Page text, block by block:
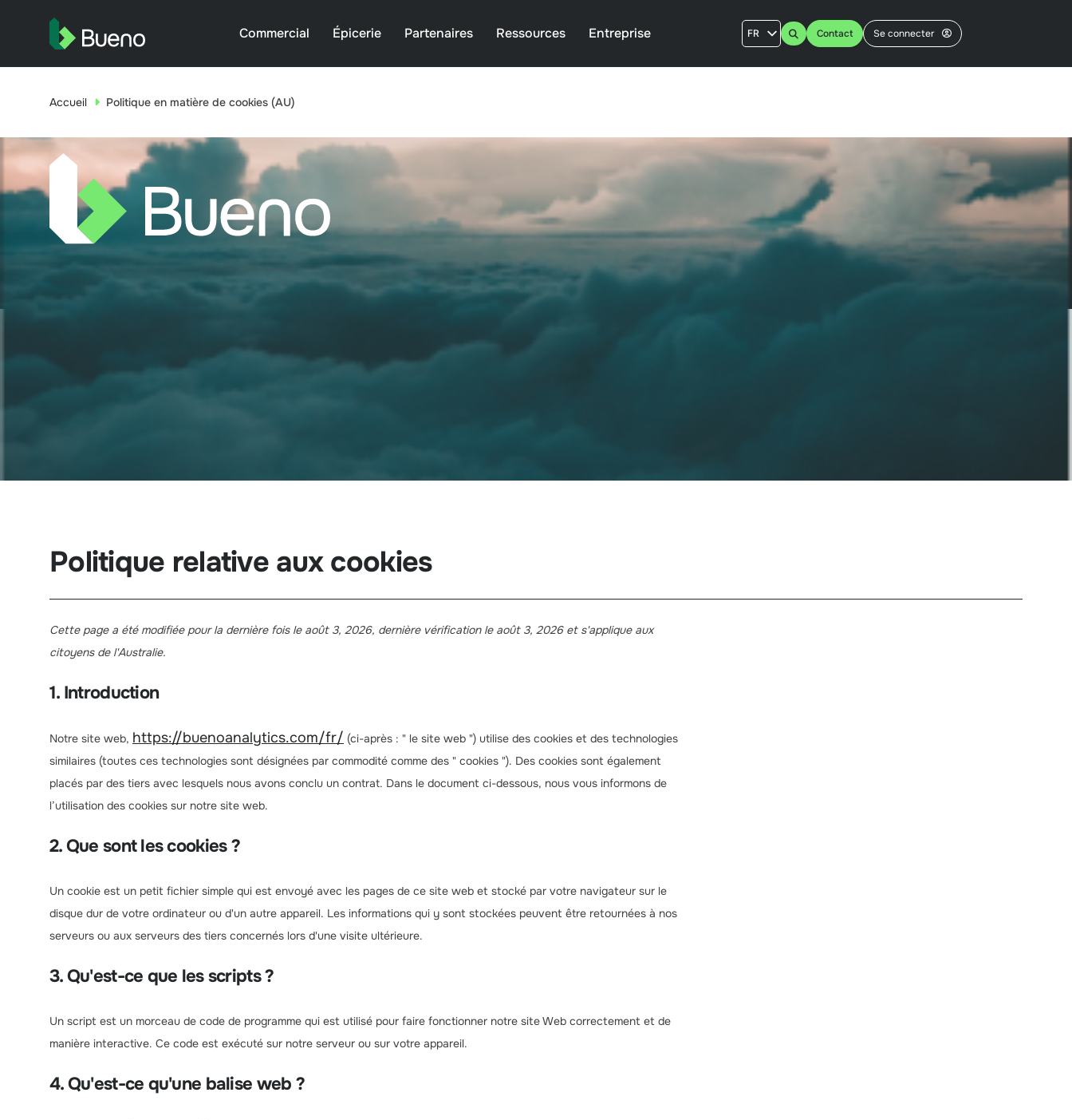
Commercial Épicerie Partenaires Ressources Entreprise FR Contact Se connecter
Accueil Politique en matière de cookies (AU)
Politique relative aux cookies
Cette page a été modifiée pour la dernière fois le août 3, 2026, dernière vérification le août 3, 2026 et s'applique aux
citoyens de l'Australie.
1. Introduction
Notre site web, https://buenoanalytics.com/fr/ (ci-après : " le site web ") utilise des cookies et des technologies
similaires (toutes ces technologies sont désignées par commodité comme des " cookies "). Des cookies sont également
placés par des tiers avec lesquels nous avons conclu un contrat. Dans le document ci-dessous, nous vous informons de
l’utilisation des cookies sur notre site web.
2. Que sont les cookies ?
Un cookie est un petit fichier simple qui est envoyé avec les pages de ce site web et stocké par votre navigateur sur le
disque dur de votre ordinateur ou d'un autre appareil. Les informations qui y sont stockées peuvent être retournées à nos
serveurs ou aux serveurs des tiers concernés lors d'une visite ultérieure.
3. Qu'est-ce que les scripts ?
Un script est un morceau de code de programme qui est utilisé pour faire fonctionner notre site Web correctement et de
manière interactive. Ce code est exécuté sur notre serveur ou sur votre appareil.
4. Qu'est-ce qu'une balise web ?